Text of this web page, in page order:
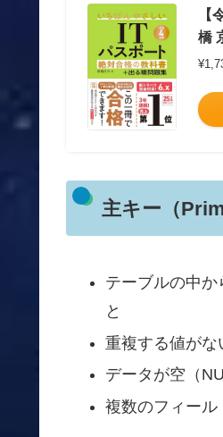
【
橋
主キー（
テーブルの中
と
重複する値がな
データが空（
複数のフィール